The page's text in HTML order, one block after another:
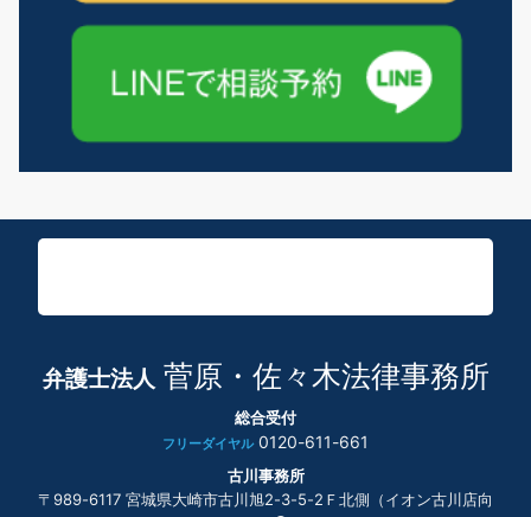
弁護士法人 菅原・佐々木法律事務所
総合受付
フリーダイヤル 0120-611-661
古川事務所
〒989-6117 宮城県大崎市古川旭2-3-5-2Ｆ北側（イオン古川店向